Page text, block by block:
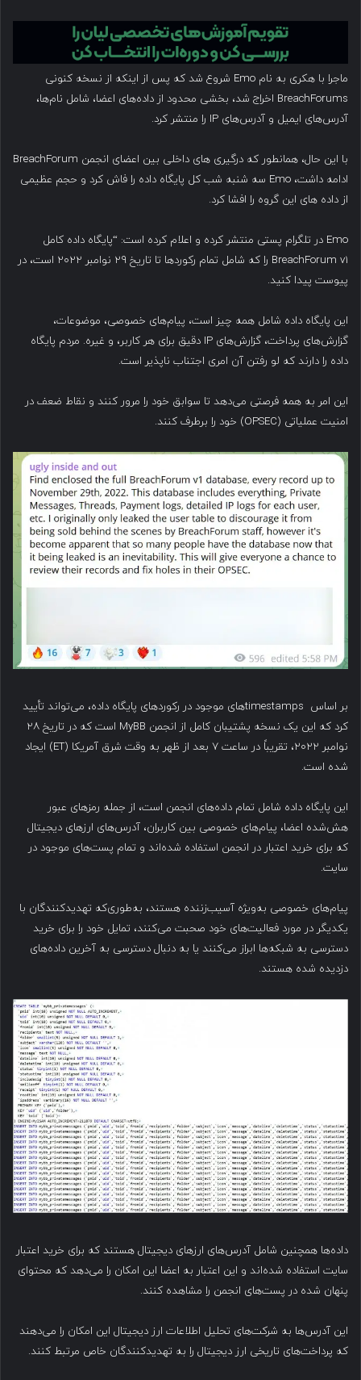
ماجرا با هکری به نام Emo شروع شد که پس از اینکه از نسخه کنونی
BreachForums اخراج شد، بخشی محدود از داده‌های اعضا، شامل نام‌ها،
آدرس‌های ایمیل و آدرس‌های IP را منتشر کرد.
با این حال، همانطور که درگیری های داخلی بین اعضای انجمن BreachForum
ادامه داشت، Emo سه شنبه شب کل پایگاه داده را فاش کرد و حجم عظیمی
از داده های این گروه را افشا کرد.
Emo در تلگرام پستی منتشر کرده و اعلام کرده است: “پایگاه داده کامل
BreachForum v1 را که شامل تمام رکوردها تا تاریخ ۲۹ نوامبر ۲۰۲۲ است، در
پیوست پیدا کنید.
این پایگاه داده شامل همه چیز است، پیام‌های خصوصی، موضوعات،
گزارش‌های پرداخت، گزارش‌های IP دقیق برای هر کاربر، و غیره. مردم پایگاه
داده را دارند که لو رفتن آن امری اجتناب ناپذیر است.
این امر به همه فرصتی می‌دهد تا سوابق خود را مرور کنند و نقاط ضعف در
امنیت عملیاتی (OPSEC) خود را برطرف کنند.
بر اساس timestamps‌های موجود در رکوردهای پایگاه داده، می‌تواند تأیید
کرد که این یک نسخه پشتیبان کامل از انجمن MyBB است که در تاریخ ۲۸
نوامبر ۲۰۲۲، تقریباً در ساعت ۷ بعد از ظهر به وقت شرق آمریکا (ET) ایجاد
شده است.
این پایگاه داده شامل تمام داده‌های انجمن است، از جمله رمزهای عبور
هش‌شده اعضا، پیام‌های خصوصی بین کاربران، آدرس‌های ارزهای دیجیتال
که برای خرید اعتبار در انجمن استفاده شده‌اند و تمام پست‌های موجود در
سایت.
پیام‌های خصوصی به‌ویژه آسیب‌زننده هستند، به‌طوری‌که تهدیدکنندگان با
یکدیگر در مورد فعالیت‌های خود صحبت می‌کنند، تمایل خود را برای خرید
دسترسی به شبکه‌ها ابراز می‌کنند یا به دنبال دسترسی به آخرین داده‌های
دزدیده شده هستند.
داده‌ها همچنین شامل آدرس‌های ارزهای دیجیتال هستند که برای خرید اعتبار
سایت استفاده شده‌اند و این اعتبار به اعضا این امکان را می‌دهد که محتوای
پنهان شده در پست‌های انجمن را مشاهده کنند.
این آدرس‌ها به شرکت‌های تحلیل اطلاعات ارز دیجیتال این امکان را می‌دهند
که پرداخت‌های تاریخی ارز دیجیتال را به تهدیدکنندگان خاص مرتبط کنند.